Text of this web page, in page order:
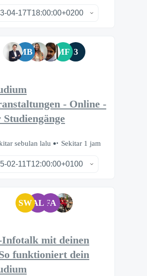
MB MF 3
- Online -
sebulan lalu Sekitar 1 jam
SWAL FA
Infotalk mit deinen
funktioniert dein